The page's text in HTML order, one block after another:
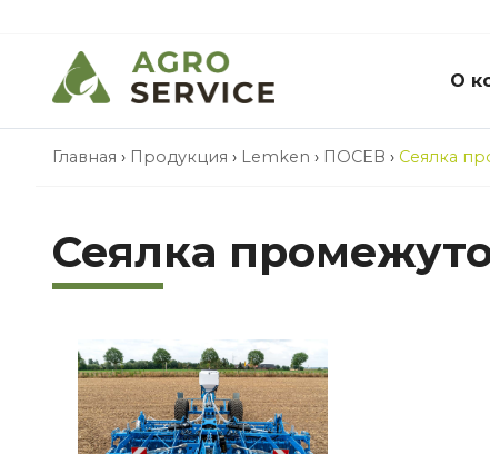
О
Главная › Продукция › Lemken › ПОСЕВ › Сеялка
Сеялка